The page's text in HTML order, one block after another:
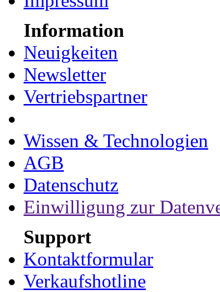
Information
Neuigkeiten
Newsletter
Vertriebspartner
Wissen & Technologien
AGB
Datenschutz
Einwilligung zur
Support
Kontaktformular
Verkaufshotline